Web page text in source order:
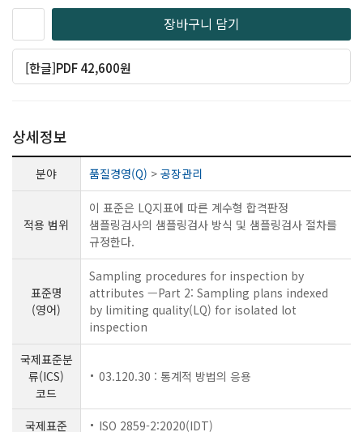
장바구니 담기
[한글]PDF 42,600원
상세정보
분야 품질경영(Q) > 공장관리
적용 범위
이 표준은 LQ지표에 따른 계수형 합격판정
샘플링검사의 샘플링검사 방식 및 샘플링검사 절차를
규정한다.
표준명
(영어)
Sampling procedures for inspection by
attributes —Part 2: Sampling plans indexed
by limiting quality(LQ) for isolated lot
inspection
국제표준분
류(ICS)
코드
03.120.30 : 통계적 방법의 응용
국제표준
ISO 2859-2:2020(IDT)